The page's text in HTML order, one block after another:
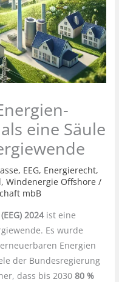
eine Säule
, EEG, Energierecht,
,Windenergie Offshore /
mbB
2024ist eine
Es wurde
Energien
der Bundesregierung
dass bis 203080 %